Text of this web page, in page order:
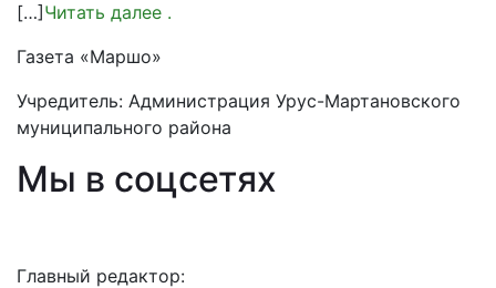
[…] Читать далее .
Газета «Маршо»
Учредитель: Администрация Урус-Мартановского
муниципального района
Мы в соцсетях
Главный редактор: